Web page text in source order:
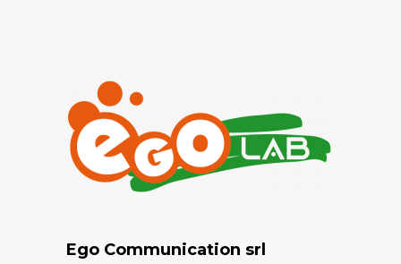
Ego Communication srl